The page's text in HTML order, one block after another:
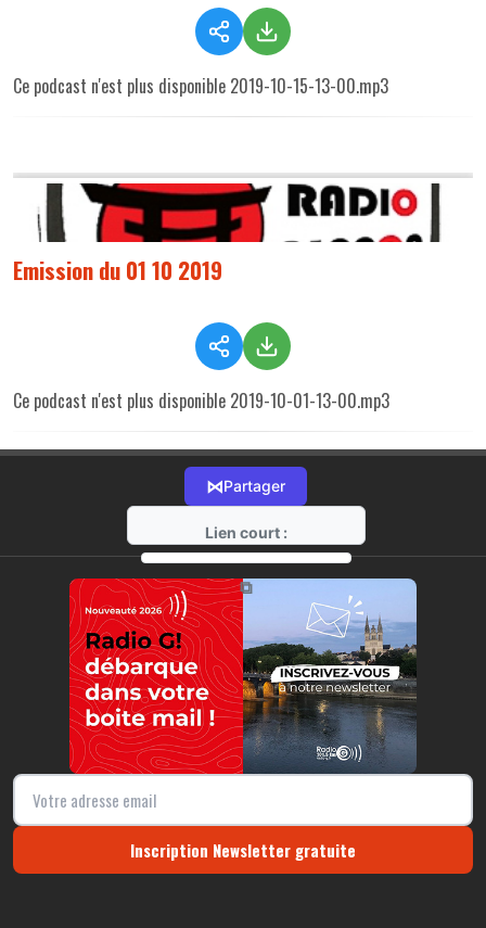
Ce podcast n'est plus disponible 2019-10-15-13-00.mp3
Emission du 01 10 2019
Ce podcast n'est plus disponible 2019-10-01-13-00.mp3
⋈Partager
Lien court :
https://radio-g.fr?r40
⧉
Inscription Newsletter gratuite